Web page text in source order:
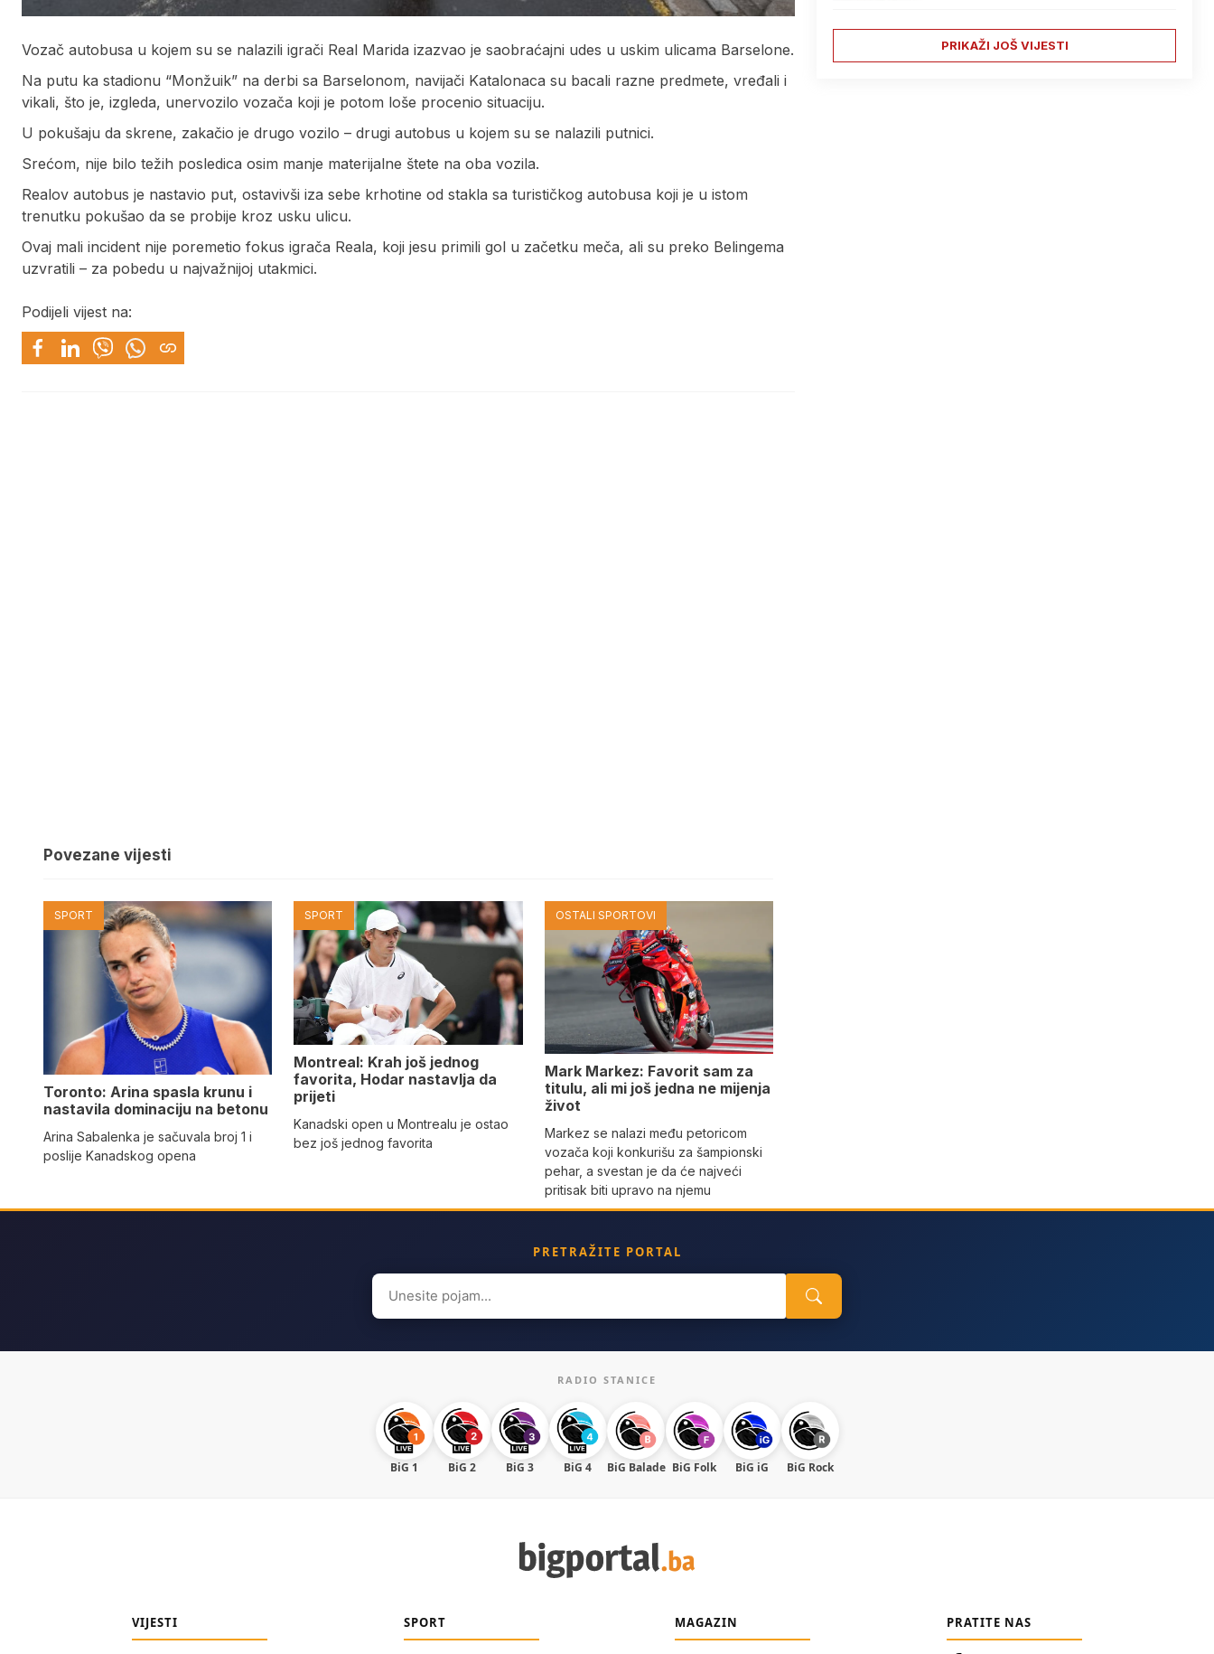
Vozač autobusa u kojem su se nalazili igrači Real Marida izazvao je saobraćajni udes u uskim ulicama Barselone.
Na putu ka stadionu “Monžuik” na derbi sa Barselonom, navijači Katalonaca su bacali razne predmete, vređali i
vikali, što je, izgleda, unervozilo vozača koji je potom loše procenio situaciju.
U pokušaju da skrene, zakačio je drugo vozilo – drugi autobus u kojem su se nalazili putnici.
Srećom, nije bilo težih posledica osim manje materijalne štete na oba vozila.
Realov autobus je nastavio put, ostavivši iza sebe krhotine od stakla sa turističkog autobusa koji je u istom
trenutku pokušao da se probije kroz usku ulicu.
Ovaj mali incident nije poremetio fokus igrača Reala, koji jesu primili gol u začetku meča, ali su preko Belingema
uzvratili – za pobedu u najvažnijoj utakmici.
Podijeli vijest na:
Povezane vijesti
SPORT
Toronto: Arina spasla krunu i
nastavila dominaciju na betonu
Arina Sabalenka je sačuvala broj 1 i
poslije Kanadskog opena
SPORT
Montreal: Krah još jednog
favorita, Hodar nastavlja da
prijeti
Kanadski open u Montrealu je ostao
bez još jednog favorita
OSTALI SPORTOVI
Mark Markez: Favorit sam za
titulu, ali mi još jedna ne mijenja
život
Markez se nalazi među petoricom
vozača koji konkurišu za šampionski
pehar, a svestan je da će najveći
pritisak biti upravo na njemu
PRIKAŽI JOŠ VIJESTI
PRETRAŽITE PORTAL
Search
for:
RADIO STANICE
BiG 1 BiG 2 BiG 3 BiG 4 BiG Balade BiG Folk BiG iG BiG Rock
VIJESTI SPORT MAGAZIN PRATITE NAS